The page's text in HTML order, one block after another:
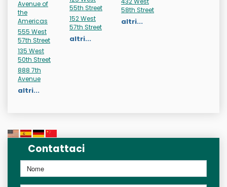
Avenue of
the
Americas
555 West
57th Street
135 West
50th Street
888 7th
Avenue
altri...
55th Street
152 West
57th Street
altri...
58th Street
altri...
Contattaci